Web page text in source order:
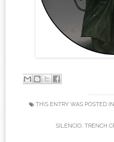
THIS ENTRY WAS POSTED IN
SILENCIO, TRENCH